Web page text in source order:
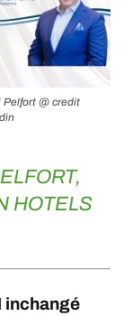
Pelfort @ credit
,
HOTELS
inchangé